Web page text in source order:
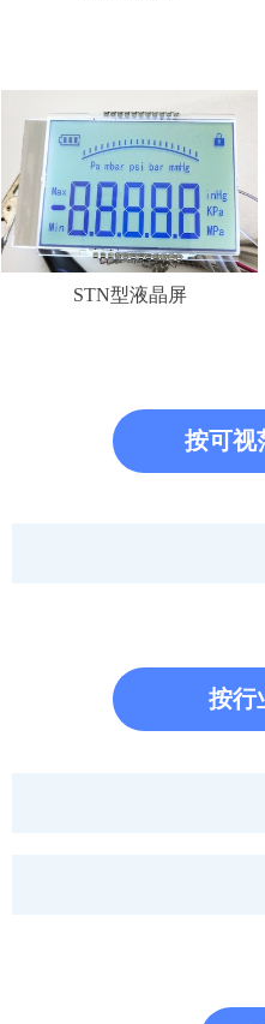
按可视
按行
STN型液晶屏